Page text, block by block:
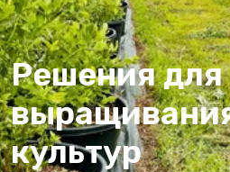
Решения для
культур